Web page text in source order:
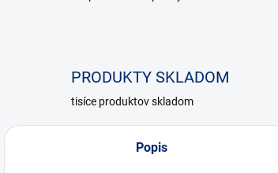
PRODUKTY SKLADOM
tisíce produktov skladom
Popis